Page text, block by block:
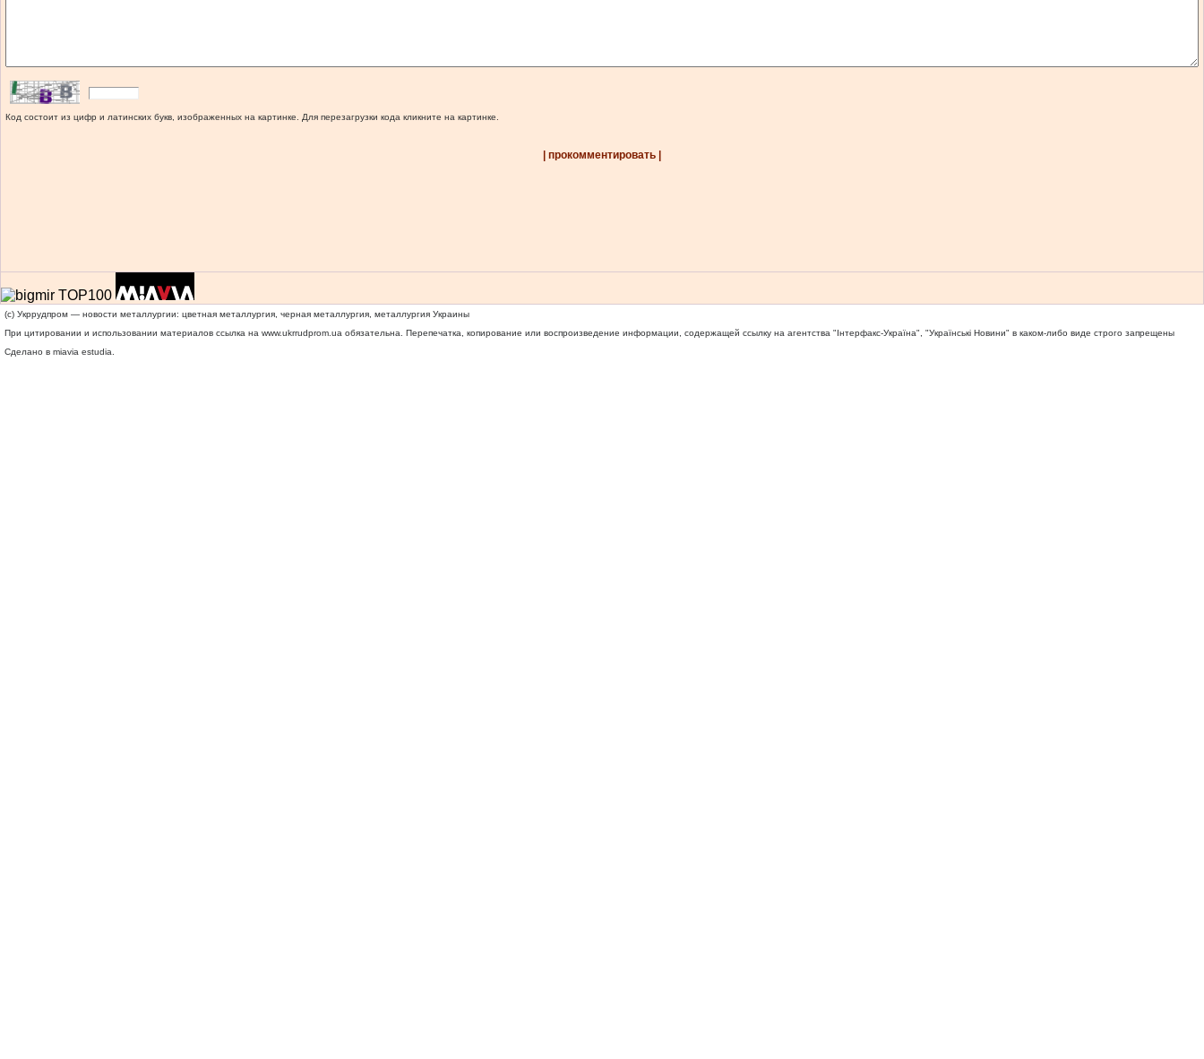
Код состоит из цифр и латинских букв, изображенных на картинке. Для перезагрузки кода кликните на картинке.
| прокомментировать |
(c) Укррудпром — новости металлургии: цветная металлургия, черная металлургия, металлургия Украины
При цитировании и использовании материалов ссылка на www.ukrrudprom.ua обязательна. Перепечатка, копирование или воспроизведение информации, содержащей ссылку на агентства "Iнтерфакс-Україна", "Українськi Новини" в каком-либо виде строго запрещены
Сделано в miavia estudia.